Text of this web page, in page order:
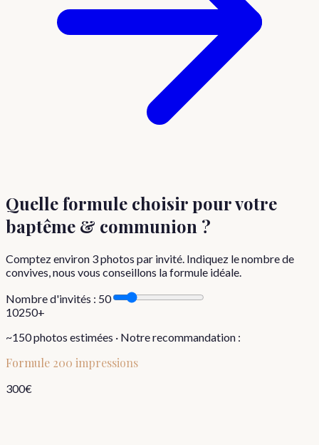
Quelle formule choisirpour votre
baptême & communion ?
Comptez environ 3photos par invité. Indiquez le nombre de
convives, nous vous conseillons la formule idéale.
Nombre d'invités : 50
10250+
~150photos estimées · Notre recommandation :
Formule 200 impressions
300€